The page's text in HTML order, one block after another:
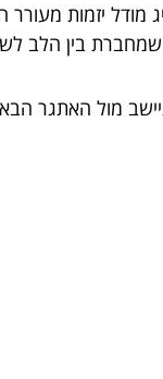
מודל יזמות
בין הלב
מול האתגר